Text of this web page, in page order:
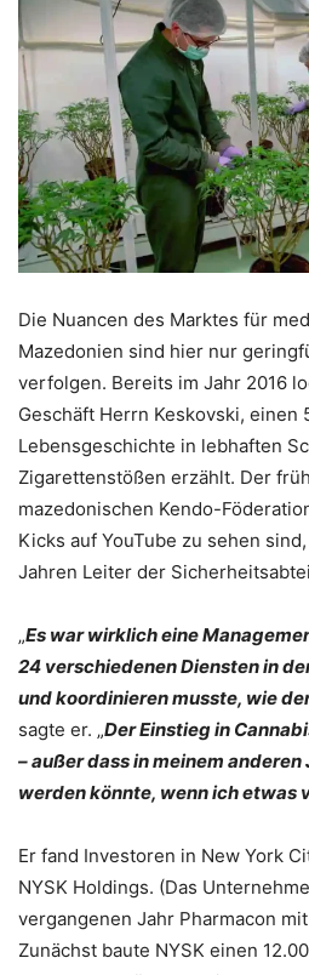
Die Nuancen des Marktes für
Mazedonien sind hier nur
verfolgen. Bereits im Jahr 2016
Geschäft Herrn Keskovski,
Lebensgeschichte in lebhaften
Zigarettenstößen erzählt. Der
mazedonischen Kendo-
Kicks auf YouTube zu sehen
Jahren Leiter der
„Es war wirklich eine
24 verschiedenen Diensten in
und koordinieren musste, wie
sagte er. „Der Einstieg in
– außer dass in meinem
werden könnte, wenn ich etwas
Er fand Investoren in New York
NYSK Holdings. (Das
vergangenen Jahr Pharmacon
Zunächst baute NYSK einen